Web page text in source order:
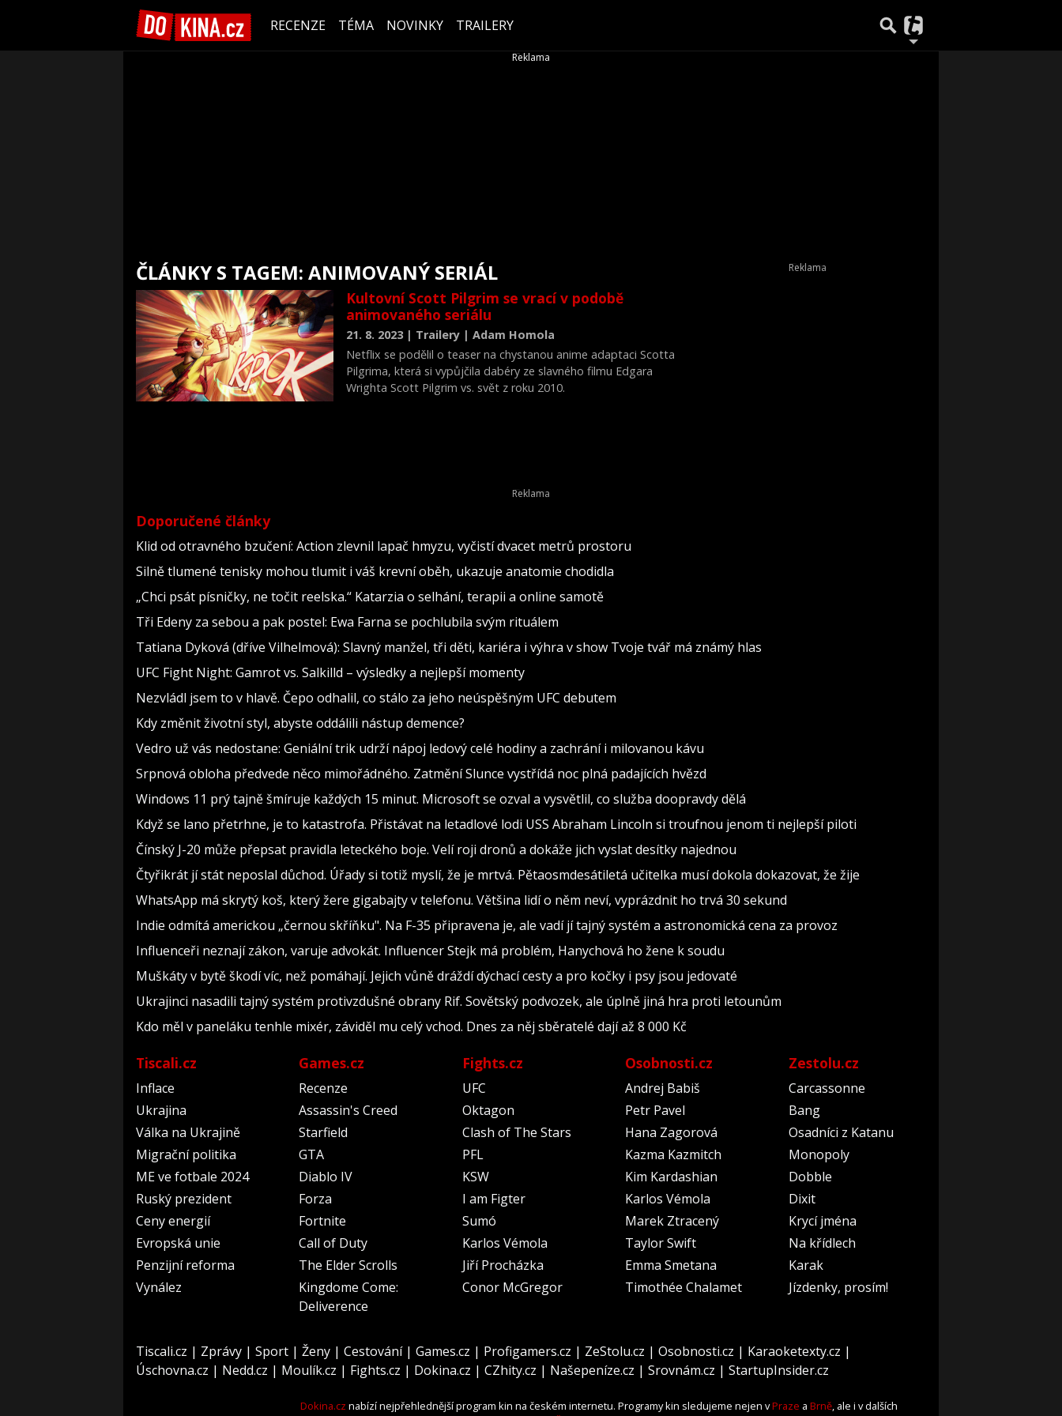
RECENZE TÉMA NOVINKY TRAILERY
ČLÁNKY S TAGEM: ANIMOVANÝ SERIÁL
Kultovní Scott Pilgrim se vrací v podobě
animovaného seriálu
21. 8. 2023 | Trailery | Adam Homola
Netflix se podělil o teaser na chystanou anime adaptaci Scotta
Pilgrima, která si vypůjčila dabéry ze slavného filmu Edgara
Wrighta Scott Pilgrim vs. svět z roku 2010.
Doporučené články
Klid od otravného bzučení: Action zlevnil lapač hmyzu, vyčistí dvacet metrů prostoru
Silně tlumené tenisky mohou tlumit i váš krevní oběh, ukazuje anatomie chodidla
„Chci psát písničky, ne točit reelska.“ Katarzia o selhání, terapii a online samotě
Tři Edeny za sebou a pak postel: Ewa Farna se pochlubila svým rituálem
Tatiana Dyková (dříve Vilhelmová): Slavný manžel, tři děti, kariéra i výhra v show Tvoje tvář má známý hlas
UFC Fight Night: Gamrot vs. Salkilld – výsledky a nejlepší momenty
Nezvládl jsem to v hlavě. Čepo odhalil, co stálo za jeho neúspěšným UFC debutem
Kdy změnit životní styl, abyste oddálili nástup demence?
Vedro už vás nedostane: Geniální trik udrží nápoj ledový celé hodiny a zachrání i milovanou kávu
Srpnová obloha předvede něco mimořádného. Zatmění Slunce vystřídá noc plná padajících hvězd
Windows 11 prý tajně šmíruje každých 15 minut. Microsoft se ozval a vysvětlil, co služba doopravdy dělá
Když se lano přetrhne, je to katastrofa. Přistávat na letadlové lodi USS Abraham Lincoln si troufnou jenom ti nejlepší piloti
Čínský J-20 může přepsat pravidla leteckého boje. Velí roji dronů a dokáže jich vyslat desítky najednou
Čtyřikrát jí stát neposlal důchod. Úřady si totiž myslí, že je mrtvá. Pětaosmdesátiletá učitelka musí dokola dokazovat, že žije
WhatsApp má skrytý koš, který žere gigabajty v telefonu. Většina lidí o něm neví, vyprázdnit ho trvá 30 sekund
Indie odmítá americkou „černou skříňku". Na F-35 připravena je, ale vadí jí tajný systém a astronomická cena za provoz
Influenceři neznají zákon, varuje advokát. Influencer Stejk má problém, Hanychová ho žene k soudu
Muškáty v bytě škodí víc, než pomáhají. Jejich vůně dráždí dýchací cesty a pro kočky i psy jsou jedovaté
Ukrajinci nasadili tajný systém protivzdušné obrany Rif. Sovětský podvozek, ale úplně jiná hra proti letounům
Kdo měl v paneláku tenhle mixér, záviděl mu celý vchod. Dnes za něj sběratelé dají až 8 000 Kč
Tiscali.cz
Inflace
Ukrajina
Válka na Ukrajině
Migrační politika
ME ve fotbale 2024
Ruský prezident
Ceny energií
Evropská unie
Penzijní reforma
Vynález
Games.cz
Recenze
Assassin's Creed
Starfield
GTA
Diablo IV
Forza
Fortnite
Call of Duty
The Elder Scrolls
Kingdome Come:
Deliverence
Fights.cz
UFC
Oktagon
Clash of The Stars
PFL
KSW
I am Figter
Sumó
Karlos Vémola
Jiří Procházka
Conor McGregor
Osobnosti.cz
Andrej Babiš
Petr Pavel
Hana Zagorová
Kazma Kazmitch
Kim Kardashian
Karlos Vémola
Marek Ztracený
Taylor Swift
Emma Smetana
Timothée Chalamet
Zestolu.cz
Carcassonne
Bang
Osadníci z Katanu
Monopoly
Dobble
Dixit
Krycí jména
Na křídlech
Karak
Jízdenky, prosím!
Tiscali.cz | Zprávy | Sport | Ženy | Cestování| Games.cz | Profigamers.cz | ZeStolu.cz | Osobnosti.cz | Karaoketexty.cz |
Úschovna.cz | Nedd.cz | Moulík.cz | Fights.cz | Dokina.cz | CZhity.cz | Našepeníze.cz | Srovnám.cz | StartupInsider.cz
Dokina.cz nabízí nejpřehlednější program kin na českém internetu. Programy kin sledujeme nejen vPraze a Brně, ale i v dalších